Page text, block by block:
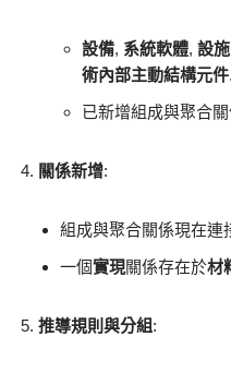
設備, 系統軟體, 設施
術內部主動結構元件.
已新增組成與聚合關
關係新增:
組成與聚合關係現在連
一個實現關係存在於材
推導規則與分組: